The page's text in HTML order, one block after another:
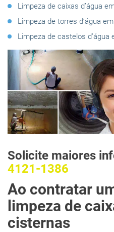
Limpeza de caixas d’água
Limpeza de torres d’água
Limpeza de castelos d’água
Solicite maiores
4121-1386
Ao contratar
limpeza de
cisternas